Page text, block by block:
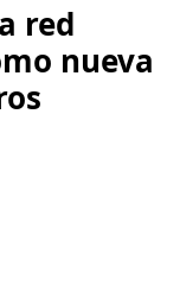
red
nueva